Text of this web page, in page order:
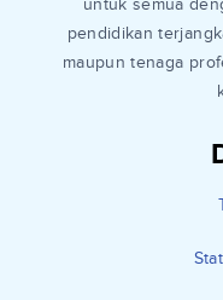
untuk semua
pendidikan
maupun tenaga